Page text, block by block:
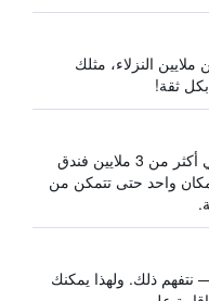
النزلاء، مثلك
بكل ثقة!
يبحث HotelsCombined في أكثر من 3 ملايين فندق
واحد حتى تتمكن من
نتفهم ذلك. ولهذا يمكنك